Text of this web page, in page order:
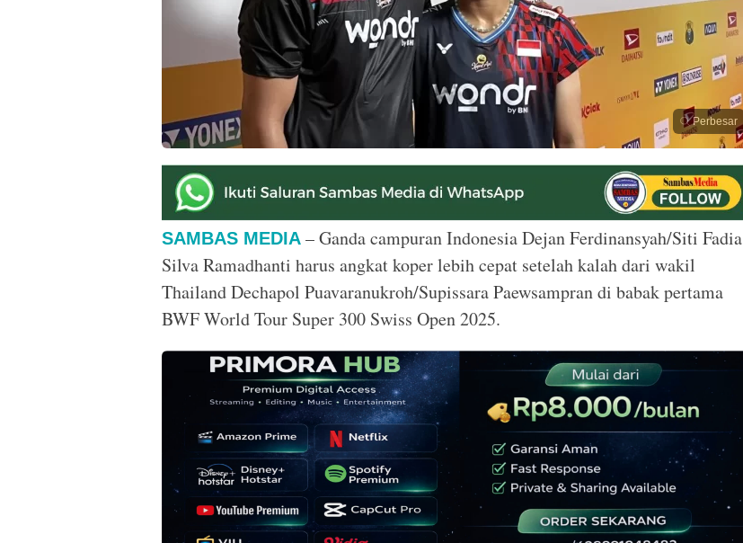
Perbesar
SAMBAS MEDIA – Ganda campuran Indonesia Dejan Ferdinansyah/Siti Fadia
Silva Ramadhanti harus angkat koper lebih cepat setelah kalah dari wakil
Thailand Dechapol Puavaranukroh/Supissara Paewsampran di babak pertama
BWF World Tour Super 300 Swiss Open 2025.